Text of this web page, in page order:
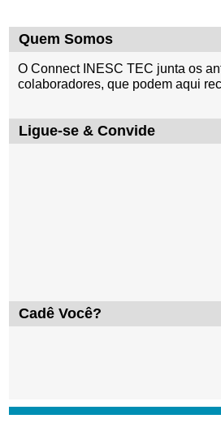
Quem Somos
O Connect INESC TEC junta os
colaboradores, que podem aqui
Ligue-se & Convide
Cadê Você?